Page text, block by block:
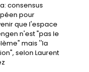
consensus
pour
que l'espace
n'est "pas le
mais ''la
selon Laurent